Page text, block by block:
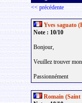
<< précédente
Yves saguato
Note : 10/10
Bonjour,
Veuillez trouver
Passionnément
Romain (Saint